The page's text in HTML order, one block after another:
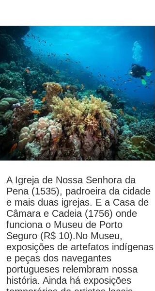
A Igreja de Nossa Senhora da
Pena (1535), padroeira da cidade
e mais duas igrejas. E a Casa de
Câmara e Cadeia (1756) onde
funciona o Museu de Porto
Seguro (R$ 10).No Museu,
exposições de artefatos indígenas
e peças dos navegantes
portugueses relembram nossa
história. Ainda há exposições